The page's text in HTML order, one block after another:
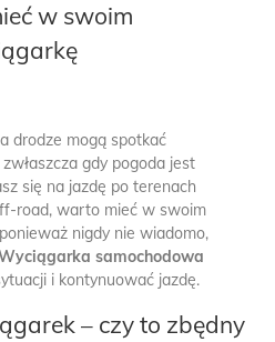
w swoim
drodze mogą spotkać
gdy pogoda jest
się na jazdę po terenach
road, warto mieć w swoim
nigdy nie wiadomo,
samochodowa
i kontynuować jazdę.
– czy to zbędny